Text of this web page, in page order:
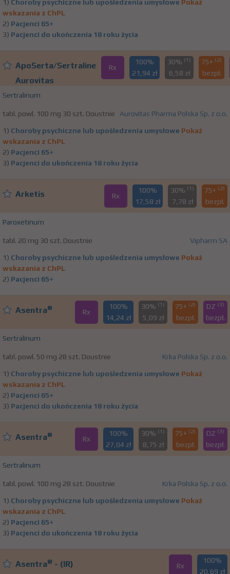
1) Choroby psychiczne lub upośledzenia umysłowe Pokaż
wskazania z ChPL
2) Pacjenci 65+
3) Pacjenci do ukończenia 18 roku życia
ApoSerta/Sertraline
Aurovitas
Rx
100%
21,94 zł
30% (1)
6,58 zł
75+ (2)
bezpł.
Sertralinum
tabl. powl. 100 mg 30 szt. Doustnie Aurovitas Pharma Polska Sp. z o.o.
1) Choroby psychiczne lub upośledzenia umysłowe Pokaż
wskazania z ChPL
2) Pacjenci 65+
3) Pacjenci do ukończenia 18 roku życia
Arketis Rx
100%
17,58 zł
30% (1)
7,78 zł
75+ (2)
bezpł.
Paroxetinum
tabl. 20 mg 30 szt. Doustnie Vipharm SA
1) Choroby psychiczne lub upośledzenia umysłowe Pokaż
wskazania z ChPL
2) Pacjenci 65+
Asentra® Rx
100%
14,24 zł
30% (1)
5,09 zł
75+ (2)
bezpł.
DZ (3)
bezpł.
Sertralinum
tabl. powl. 50 mg 28 szt. Doustnie Krka Polska Sp. z o.o.
1) Choroby psychiczne lub upośledzenia umysłowe Pokaż
wskazania z ChPL
2) Pacjenci 65+
3) Pacjenci do ukończenia 18 roku życia
Asentra® Rx
100%
27,04 zł
30% (1)
8,75 zł
75+ (2)
bezpł.
DZ (3)
bezpł.
Sertralinum
tabl. powl. 100 mg 28 szt. Doustnie Krka Polska Sp. z o.o.
1) Choroby psychiczne lub upośledzenia umysłowe Pokaż
wskazania z ChPL
2) Pacjenci 65+
3) Pacjenci do ukończenia 18 roku życia
Asentra® - (IR) Rx
100%
20,69 zł